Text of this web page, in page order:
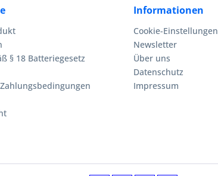
§ 18 Batteriegesetz
Informationen
Cookie-Einstellungen
Newsletter
Über uns
Datenschutz
Impressum